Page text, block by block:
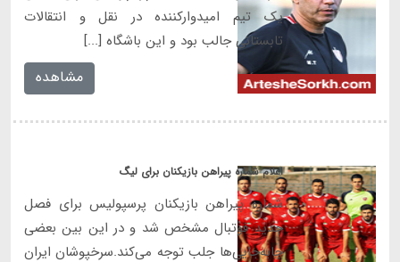
یک تیم امیدوارکننده در نقل و انتقالات
تابستانی جالب بود و این باشگاه [...]
مشاهده
اعلام شماره پیراهن بازیکنان برای لیگ
شماره پیراهن بازیکنان پرسپولیس برای فصل
جدید فوتبال مشخص شد و در این بین بعضی
جابه‌جایی‌ها جلب توجه می‌کند.سرخپوشان ایران